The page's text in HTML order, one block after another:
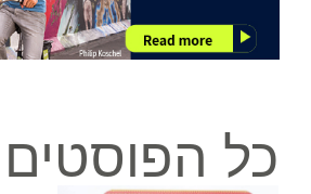
כל הפוסטים